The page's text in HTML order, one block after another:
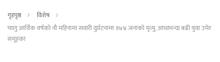
गृहपृष्ठ
विशेष
चालु आर्थिक वर्षको नौ महिनामा सवारी दुर्घटनामा १७४ जनाको मृत्यु, आधाभन्दा बढी युवा उमेर
समूहका